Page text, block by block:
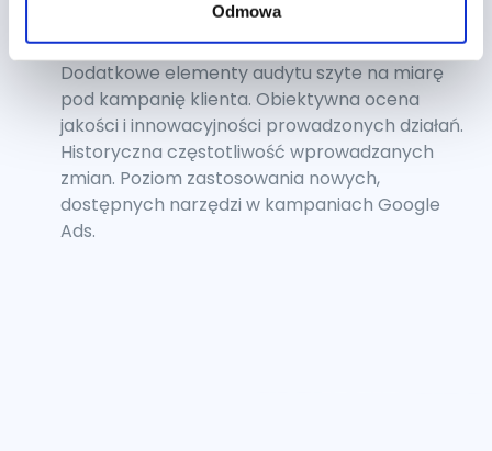
Odmowa
wykorzystywanych rozszerzeń reklam.
Inne
Dodatkowe elementy audytu szyte na miarę
pod kampanię klienta. Obiektywna ocena
jakości i innowacyjności prowadzonych działań.
Historyczna częstotliwość wprowadzanych
zmian. Poziom zastosowania nowych,
dostępnych narzędzi w kampaniach Google
Ads.